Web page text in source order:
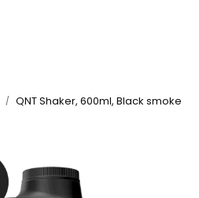
QNT Shaker, 600ml, Black smoke